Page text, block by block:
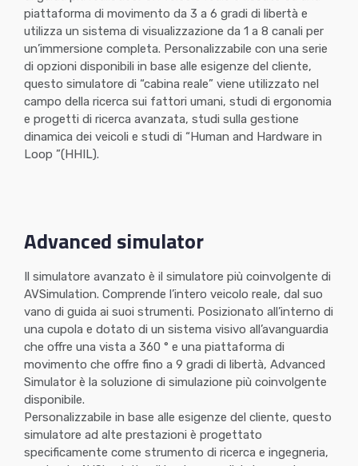
piattaforma di movimento da 3 a 6 gradi di libertà e
utilizza un sistema di visualizzazione da 1 a 8 canali per
un’immersione completa. Personalizzabile con una serie
di opzioni disponibili in base alle esigenze del cliente,
questo simulatore di “cabina reale” viene utilizzato nel
campo della ricerca sui fattori umani, studi di ergonomia
e progetti di ricerca avanzata, studi sulla gestione
dinamica dei veicoli e studi di “Human and Hardware in
Loop ”(HHIL).
Advanced simulator
Il simulatore avanzato è il simulatore più coinvolgente di
AVSimulation. Comprende l’intero veicolo reale, dal suo
vano di guida ai suoi strumenti. Posizionato all’interno di
una cupola e dotato di un sistema visivo all’avanguardia
che offre una vista a 360 ° e una piattaforma di
movimento che offre fino a 9 gradi di libertà, Advanced
Simulator è la soluzione di simulazione più coinvolgente
disponibile.
Personalizzabile in base alle esigenze del cliente, questo
simulatore ad alte prestazioni è progettato
specificamente come strumento di ricerca e ingegneria,